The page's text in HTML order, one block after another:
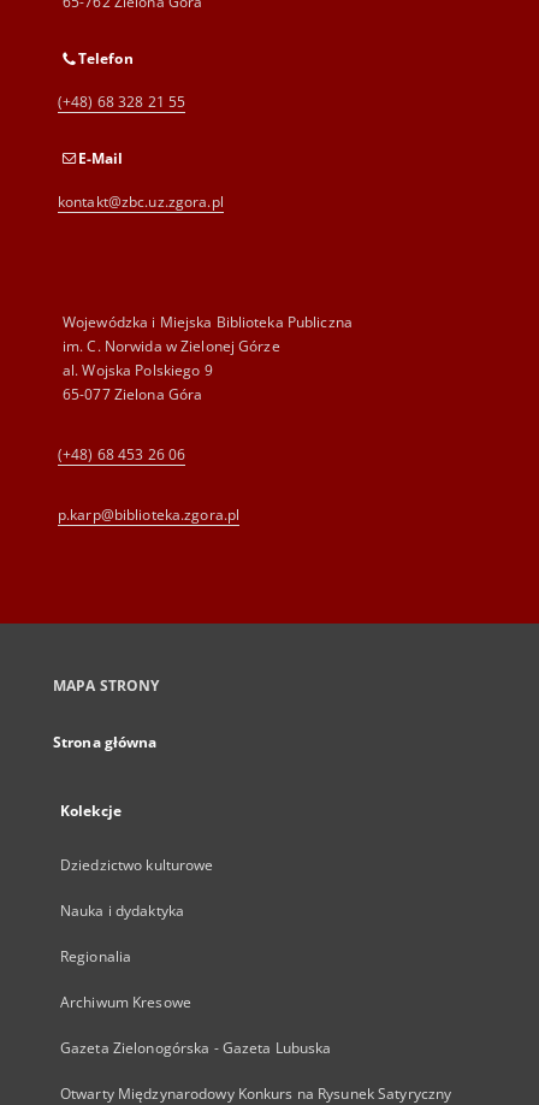
Telefon
(+48) 68 328 21 55
E-Mail
kontakt@zbc.uz.zgora.pl
Wojewódzka i Miejska Biblioteka Publiczna
im. C. Norwida w Zielonej Górze
al. Wojska Polskiego 9
65-077 Zielona Góra
(+48) 68 453 26 06
p.karp@biblioteka.zgora.pl
MAPA STRONY
Strona główna
Kolekcje
Dziedzictwo kulturowe
Nauka i dydaktyka
Regionalia
Archiwum Kresowe
Gazeta Zielonogórska - Gazeta Lubuska
Otwarty Międzynarodowy Konkurs na Rysunek Satyryczny